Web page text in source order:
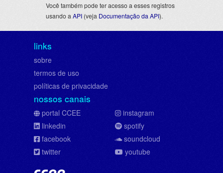
Você também pode ter acesso a esses registros
usando a API (veja Documentação da API).
links
sobre
termos de uso
políticas de privacidade
nossos canais
portal CCEE
linkedin
facebook
twitter
instagram
spotify
soundcloud
youtube